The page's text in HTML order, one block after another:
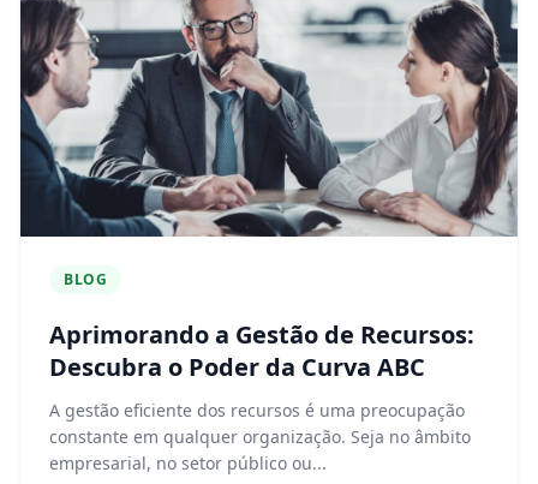
BLOG
Aprimorando a Gestão de Recursos:
Descubra o Poder da Curva ABC
A gestão eficiente dos recursos é uma preocupação
constante em qualquer organização. Seja no âmbito
empresarial, no setor público ou...